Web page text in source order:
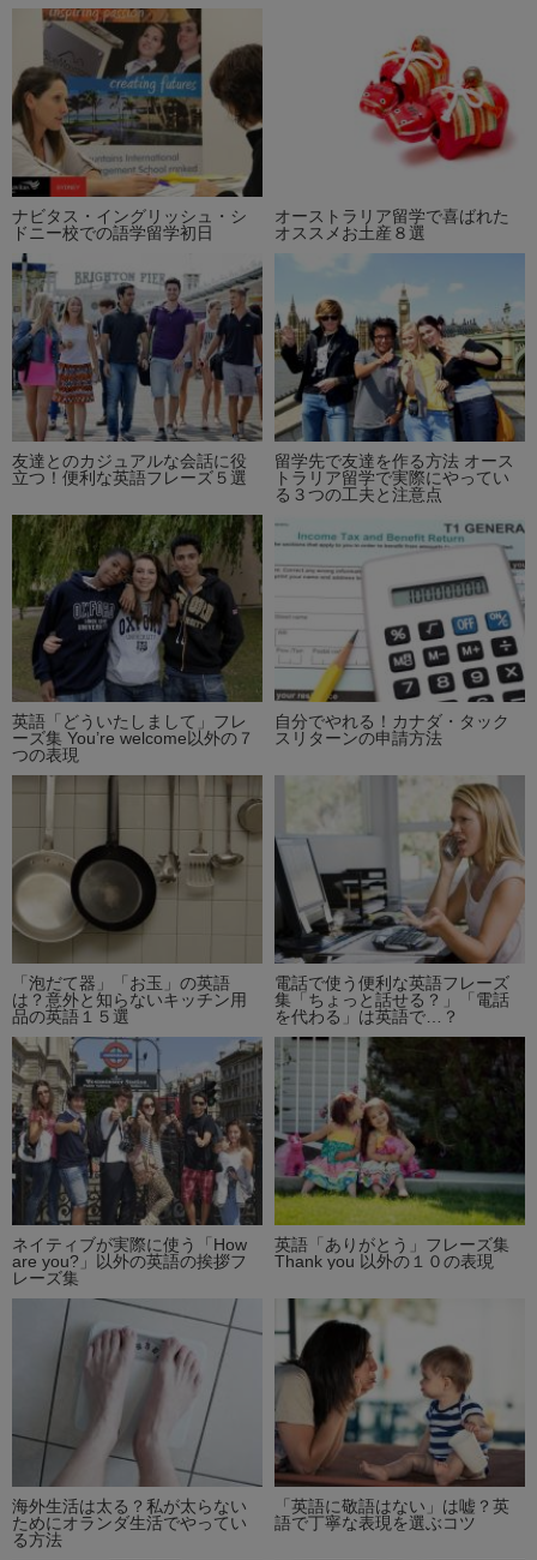
ナビタス・イングリッシュ・シ
ドニー校での語学留学初日
オーストラリア留学で喜ばれた
オススメお土産８選
友達とのカジュアルな会話に役
立つ！便利な英語フレーズ５選
留学先で友達を作る方法 オース
トラリア留学で実際にやってい
る３つの工夫と注意点
英語「どういたしまして」フレ
ーズ集 You’re welcome以外の７
つの表現
自分でやれる！カナダ・タック
スリターンの申請方法
「泡だて器」「お玉」の英語
は？意外と知らないキッチン用
品の英語１５選
電話で使う便利な英語フレーズ
集「ちょっと話せる？」「電話
を代わる」は英語で…？
ネイティブが実際に使う「How
are you?」以外の英語の挨拶フ
レーズ集
英語「ありがとう」フレーズ集
Thank you 以外の１０の表現
海外生活は太る？私が太らない
ためにオランダ生活でやってい
る方法
「英語に敬語はない」は嘘？英
語で丁寧な表現を選ぶコツ